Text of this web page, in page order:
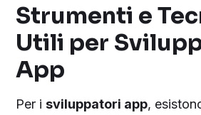
Strumenti e
Utili per
App
Per isviluppatori app,